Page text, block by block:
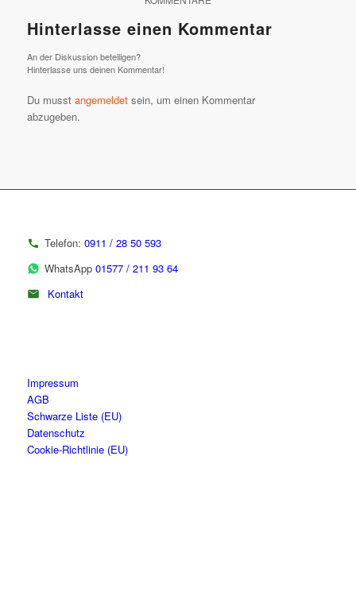
Hinterlasse einen Kommentar
An der Diskussion beteiligen?
Hinterlasse uns deinen Kommentar!
Du musst angemeldetsein, um einen Kommentar
abzugeben.
Telefon: 0911 / 28 50 593
WhatsApp 01577 / 211 93 64
Kontakt
Impressum
AGB
Schwarze Liste (EU)
Datenschutz
Cookie-Richtlinie (EU)